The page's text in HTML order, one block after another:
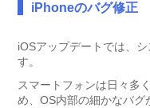
iPhoneのバグ修正
iOSアップデートでは、
す。
スマートフォンは日々多
め、OS内部の細かなバグ